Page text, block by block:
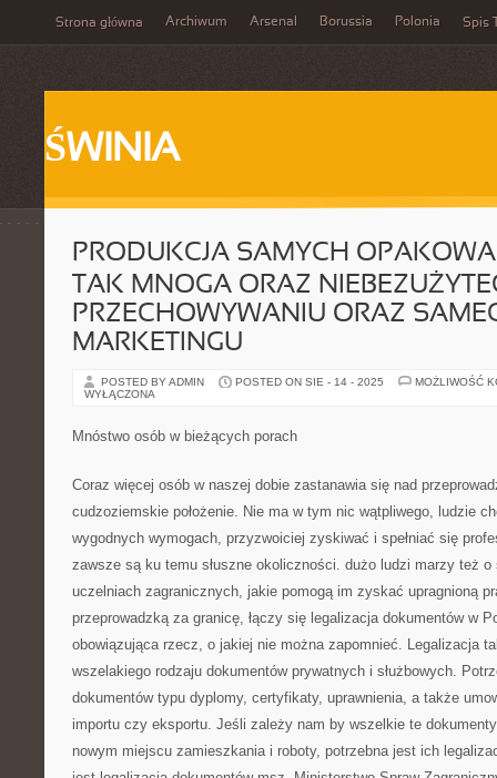
Strona główna Archiwum Arsenal Borussia Polonia Spis
ŚWINIA
PRODUKCJA SAMYCH
TAK MNOGA ORAZ
PRZECHOWYWANIU ORAZ
MARKETINGU
POSTED BY ADMIN POSTED ON SIE - 14 - 2025
MOŻLIWOŚĆ
WYŁĄCZONA
Mnóstwo osób w bieżących porach
Coraz więcej osób w naszej dobie zastanawia się nad
cudzoziemskie położenie. Nie ma w tym nic wątpliwego, ludzie
wygodnych wymogach, przyzwoiciej zyskiwać i spełniać się
zawsze są ku temu słuszne okoliczności. dużo ludzi marzy też
uczelniach zagranicznych, jakie pomogą im zyskać upragnioną
przeprowadzką za granicę, łączy się legalizacja dokumentów w
obowiązująca rzecz, o jakiej nie można zapomnieć. Legalizacja
wszelakiego rodzaju dokumentów prywatnych i służbowych.
dokumentów typu dyplomy, certyfikaty, uprawnienia, a także
importu czy eksportu. Jeśli zależy nam by wszelkie te
nowym miejscu zamieszkania i roboty, potrzebna jest ich